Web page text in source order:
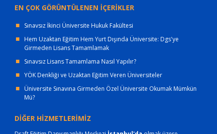
EN ÇOK GÖRÜNTÜLENEN İÇERİKLER
Sınavsız İkinci Üniversite Hukuk Fakültesi
Hem Uzaktan Eğitim Hem Yurt Dışında Üniversite: Dgs'ye
Girmeden Lisans Tamamlamak
Sınavsız Lisans Tamamlama Nasıl Yapılır?
YÖK Denkliği ve Uzaktan Eğitim Veren Üniversiteler
Üniversite Sınavına Girmeden Özel Üniversite Okumak Mümkün
Mü?
DİĞER HİZMETLERİMİZ